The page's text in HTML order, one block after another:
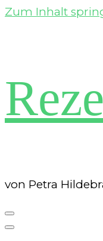
Zum Inhalt
von Petra